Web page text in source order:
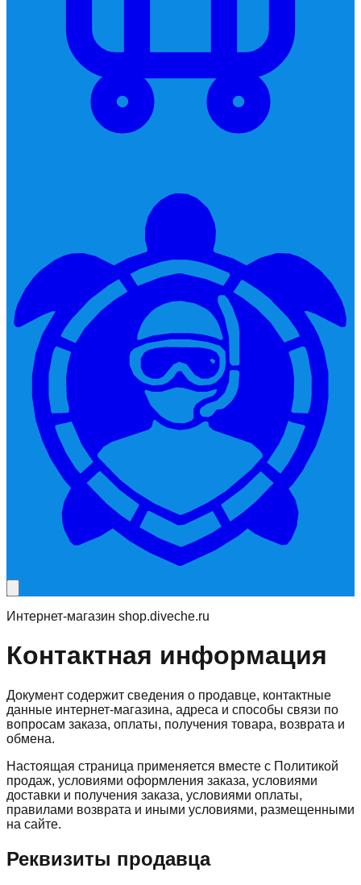
Интернет-магазин shop.diveche.ru
Контактная информация
Документ содержит сведения о продавце, контактные
данные интернет-магазина, адреса и способы связи по
вопросам заказа, оплаты, получения товара, возврата и
обмена.
Настоящая страница применяется вместе с Политикой
продаж, условиями оформления заказа, условиями
доставки и получения заказа, условиями оплаты,
правилами возврата и иными условиями, размещенными
на сайте.
Реквизиты продавца